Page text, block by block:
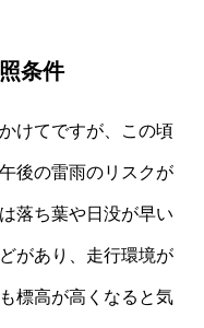
条件
けてですが、この頃
後の雷雨のリスクが
落ち葉や日没が早い
があり、走行環境が
標高が高くなると気